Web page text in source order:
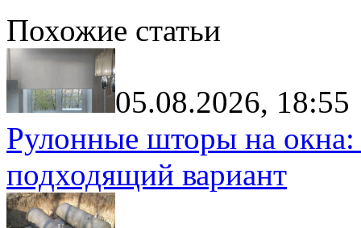
Похожие статьи
05.08.2026, 18:55
Рулонные шторы на
подходящий вариант